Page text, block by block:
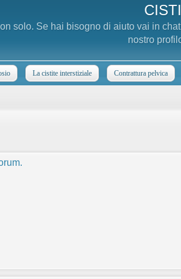
solo. Se hai bisogno di aiuto vai in
nostro
La cistite interstiziale Contrattura pelvica